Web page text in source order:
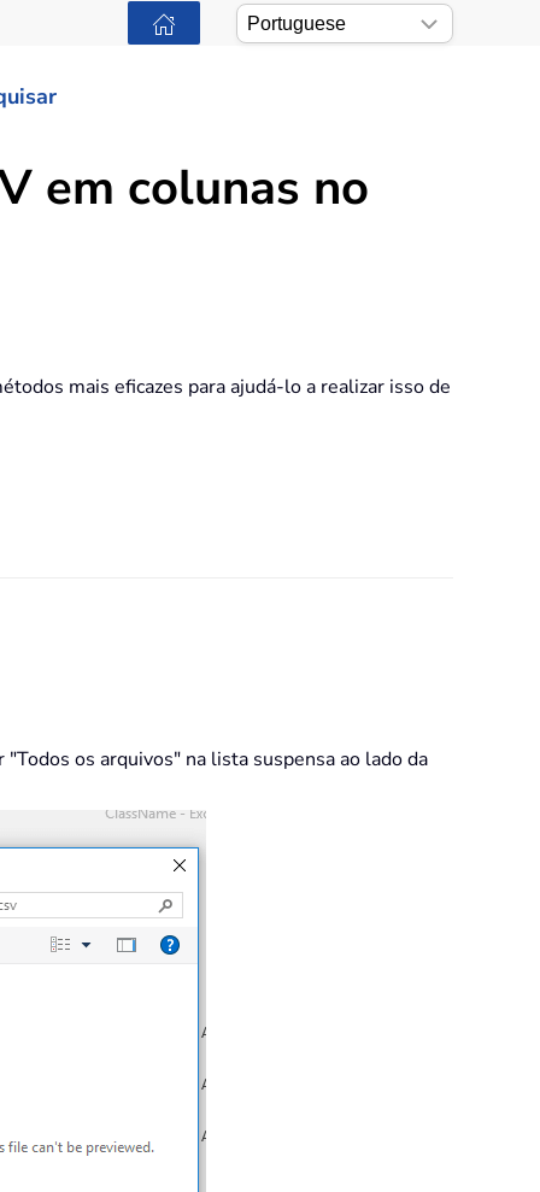
em colunas no
mais eficazes para ajudá-lo a realizar isso de
os arquivos" na lista suspensa ao lado da